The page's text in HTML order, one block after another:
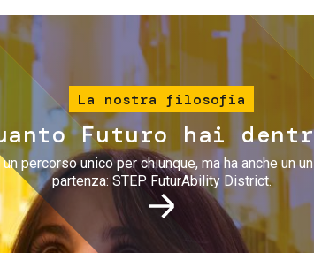
Immagine
La nostra filosofia
Futuro hai
un percorso unico per chiunque, ma ha anche un
partenza: STEP FuturAbility District.